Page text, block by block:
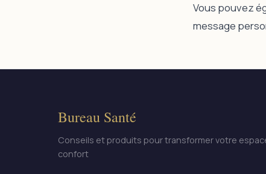
Vous pouvez
message
Bureau Santé
Conseils et produits pour transformer votre
confort